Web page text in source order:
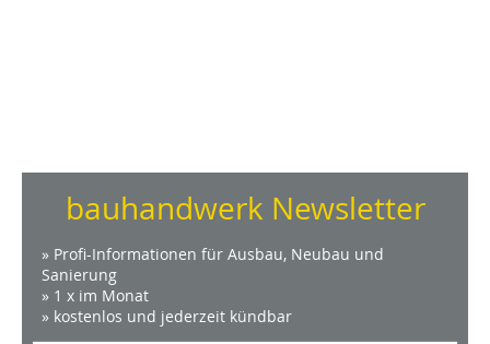
bauhandwerk Newsletter
» Profi-Informationen für Ausbau, Neubau und
Sanierung
» 1 x im Monat
» kostenlos und jederzeit kündbar